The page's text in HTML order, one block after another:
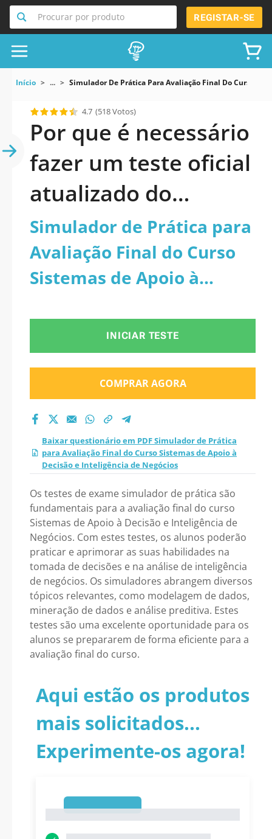
Procurar por produto REGISTAR-SE
Início ... Simulador De Prática Para Avaliação Final Do Curso
4.7 (518 Votos)
Por que é necessário
fazer um teste oficial
atualizado do
Simulador de Prática
para Avaliação Final
do Curso Sistemas de
Apoio à Decisão e
Inteligência de
Negócios 2026?
Simulador de Prática para
Avaliação Final do Curso
Sistemas de Apoio à
INICIAR TESTE
COMPRAR AGORA
Baixar questionário em PDF Simulador de Prática
para Avaliação Final do Curso Sistemas de Apoio à
Decisão e Inteligência de Negócios
Os testes de exame simulador de prática são
fundamentais para a avaliação final do curso
Sistemas de Apoio à Decisão e Inteligência de
Negócios. Com estes testes, os alunos poderão
praticar e aprimorar as suas habilidades na
tomada de decisões e na análise de inteligência
de negócios. Os simuladores abrangem diversos
tópicos relevantes, como modelagem de dados,
mineração de dados e análise preditiva. Estes
testes são uma excelente oportunidade para os
alunos se prepararem de forma eficiente para a
avaliação final do curso.
Aqui estão os produtos
mais solicitados...
Experimente-os agora!